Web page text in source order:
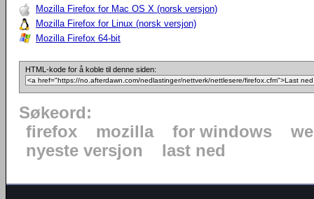
Mozilla Firefox for Mac OS X (norsk versjon)
Mozilla Firefox for Linux (norsk versjon)
Mozilla Firefox 64-bit
HTML-kode for å koble til denne siden:
Søkeord:
firefox
mozilla for windows
nyeste versjon
last ned